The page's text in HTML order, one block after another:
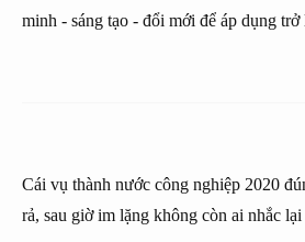
minh - sáng tạo - đổi mới để áp dụng
Cái vụ thành nước công nghiệp 2020
rả, sau giờ im lặng không còn ai nhắc lại